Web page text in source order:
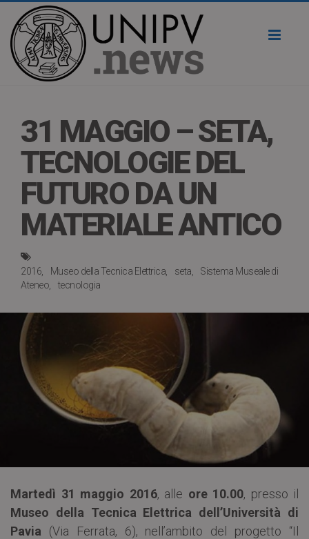
31 MAGGIO – SETA,
TECNOLOGIE DEL
FUTURO DA UN
MATERIALE ANTICO
2016 Museo della Tecnica Elettrica seta
Sistema Museale di
Ateneo
tecnologia
Martedì 31 maggio 2016, alle ore 10.00, presso il
Museo della Tecnica Elettrica dell’Università di
Pavia (Via Ferrata, 6), nell’ambito del progetto “Il